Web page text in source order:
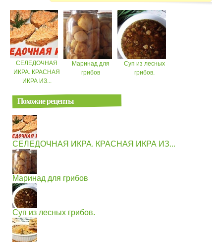
СЕЛЕДОЧНАЯ
ИКРА. КРАСНАЯ
ИКРА ИЗ...
Маринад для
грибов
Суп из лесных
грибов.
Похожие рецепты
СЕЛЕДОЧНАЯ ИКРА. КРАСНАЯ ИКРА ИЗ...
Маринад для грибов
Суп из лесных грибов.